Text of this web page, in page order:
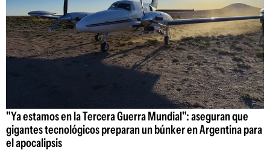
"Ya estamos en la Tercera Guerra Mundial": aseguran que
gigantes tecnológicos preparan un búnker en Argentina para
el apocalipsis